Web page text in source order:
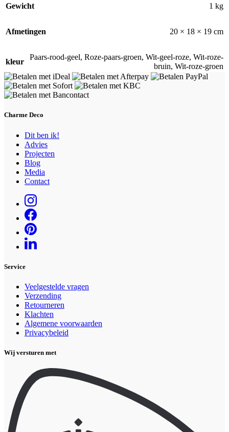
Gewicht 1 kg
Afmetingen 20 × 18 × 19 cm
kleur
Paars-rood-geel, Roze-paars-groen, Wit-geel-roze, Wit-roze-
bruin, Wit-roze-groen
Charme Deco
Dit ben ik!
Advies
Projecten
Blog
Media
Contact
Service
Veelgestelde vragen
Verzending
Retourneren
Klachten
Algemene voorwaarden
Privacybeleid
Wij versturen met